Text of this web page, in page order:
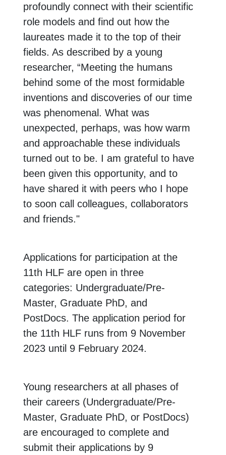
profoundly connect with their scientific
role models and find out how the
laureates made it to the top of their
fields. As described by a young
researcher, “Meeting the humans
behind some of the most formidable
inventions and discoveries of our time
was phenomenal. What was
unexpected, perhaps, was how warm
and approachable these individuals
turned out to be. I am grateful to have
been given this opportunity, and to
have shared it with peers who I hope
to soon call colleagues, collaborators
and friends."
Applications for participation at the
11th HLF are open in three
categories: Undergraduate/Pre-
Master, Graduate PhD, and
PostDocs. The application period for
the 11th HLF runs from 9 November
2023 until 9 February 2024.
Young researchers at all phases of
their careers (Undergraduate/Pre-
Master, Graduate PhD, or PostDocs)
are encouraged to complete and
submit their applications by 9